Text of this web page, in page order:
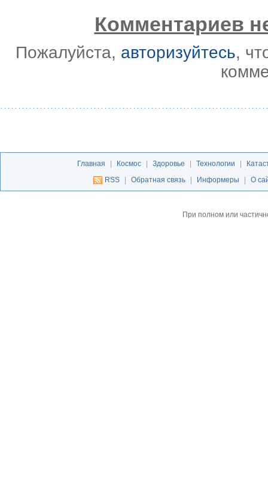
Комментариев
Пожалуйста, авторизуйтесь,
Главная Космос Здоровье Технологии
RSS
Обратная связь Информеры О
При полном или